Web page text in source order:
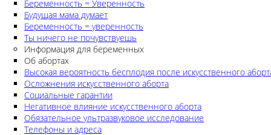
Беременность = Уверенность
Будущая мама думает
Беременность = уверенность
Ты ничего не почувствуешь
Информация для беременных
Об абортах
Высокая вероятность бесплодия после искусственного
Осложнения искусственного аборта
Социальные гарантии
Негативное влияние искусственного аборта
Обязательное ультразвуковое исследование
Телефоны и адреса